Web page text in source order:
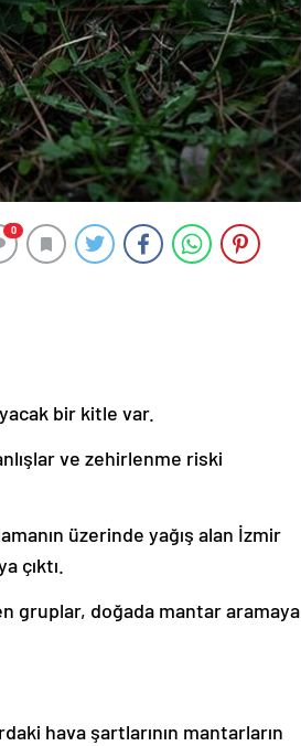
0
bir kitle var.
ve zehirlenme riski
üzerinde yağış alan İzmir
çıktı.
gruplar, doğada mantar aramaya
hava şartlarının mantarların